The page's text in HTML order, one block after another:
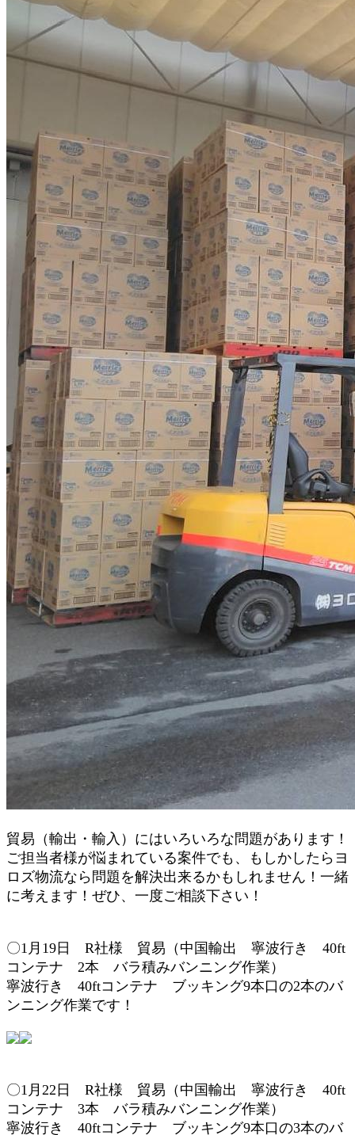
貿易（輸出・輸入）にはいろいろな問題があります！
ご担当者様が悩まれている案件でも、もしかしたらヨ
ロズ物流なら問題を解決出来るかもしれません！一緒
に考えます！ぜひ、一度ご相談下さい！
〇1月19日 R社様 貿易（中国輸出 寧波行き 40ft
コンテナ 2本 バラ積みバンニング作業）
寧波行き 40ftコンテナ ブッキング9本口の2本のバ
ンニング作業です！
〇1月22日 R社様 貿易（中国輸出 寧波行き 40ft
コンテナ 3本 バラ積みバンニング作業）
寧波行き 40ftコンテナ ブッキング9本口の3本のバ